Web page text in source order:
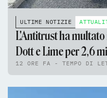
ULTIME NOTIZIE
L'Antitrust ha
Dott e Lime per 2,6
12 ORE FA - TEMPO DI